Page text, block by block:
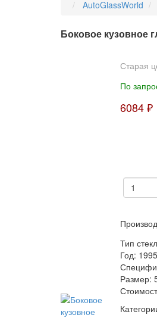
AutoGlassWorld
Боковое кузовное
Старая
По
6084 ₽
Тип
Год:
Размер: